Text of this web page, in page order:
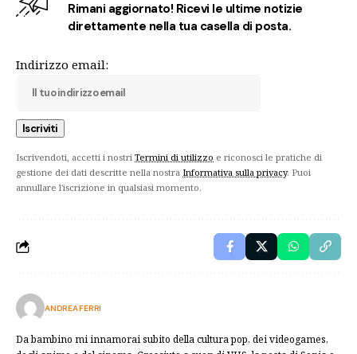
Rimani aggiornato! Ricevi le ultime notizie
direttamente nella tua casella di posta.
Indirizzo email:
Iscrivendoti, accetti i nostri Termini di utilizzo e riconosci le pratiche di
gestione dei dati descritte nella nostra Informativa sulla privacy. Puoi
annullare l'iscrizione in qualsiasi momento.
ANDREA FERRI
Da bambino mi innamorai subito della cultura pop, dei videogames,